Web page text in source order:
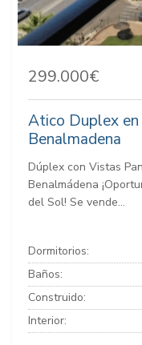
299.000€
Atico Duplex en
Benalmadena
Dúplex con Vistas
Benalmádena
del Sol! Se vende...
Dormitorios:
Baños:
Construido:
Interior: